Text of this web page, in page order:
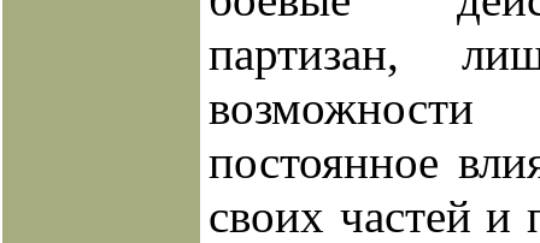
партизан,
постоянное
своих частей и